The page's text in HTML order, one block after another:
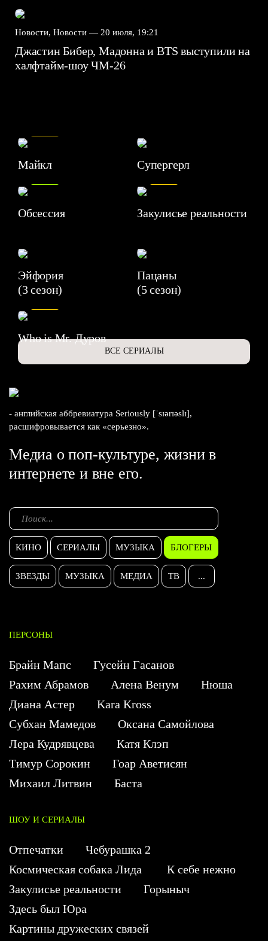
Новости, Новости — 20 июля, 19:21
Джастин Бибер, Мадонна и BTS выступили на
халфтайм-шоу ЧМ-26
Майкл Супергерл
Обсессия
7.1
Закулисье реальности
Эйфория
(3 сезон)
Пацаны
(5 сезон)
Who is Mr. Дуров
ВСЕ СЕРИАЛЫ
- английская аббревиатура Seriously [ˈsɪərɪəslɪ],
расшифровывается как «серьезно».
Медиа о поп-культуре, жизни в
интернете и вне его.
КИНО СЕРИАЛЫ МУЗЫКА БЛОГЕРЫ
ЗВЕЗДЫ МУЗЫКА МЕДИА ТВ ...
ПЕРСОНЫ
Брайн Мапс
Гусейн Гасанов
Рахим Абрамов
Алена Венум
Нюша
Диана Астер
Kara Kross
Субхан Мамедов
Оксана Самойлова
Лера Кудрявцева
Катя Клэп
Тимур Сорокин
Гоар Аветисян
Михаил Литвин
Баста
ШОУ И СЕРИАЛЫ
Отпечатки
Чебурашка 2
Космическая собака Лида
К себе нежно
Закулисье реальности
Горыныч
Здесь был Юра
Картины дружеских связей